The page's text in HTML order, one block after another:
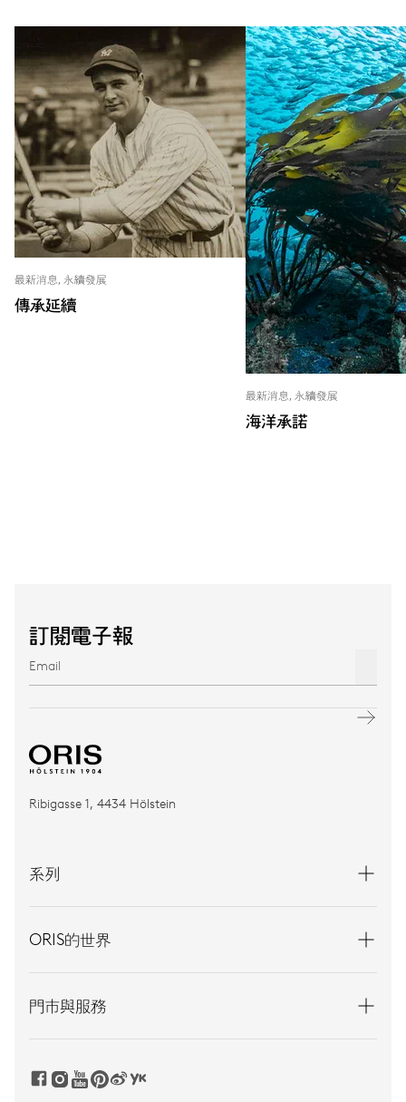
最新消息, 永續發展
傳承延續
最新消息, 永續發展
海洋承諾
訂閱電子報
Ribigasse 1, 4434 Hölstein
系列
ORIS的世界
門市與服務